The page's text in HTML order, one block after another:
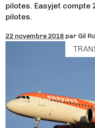
pilotes. Easyjet compte
pilotes.
22 novembre 2018 parGil